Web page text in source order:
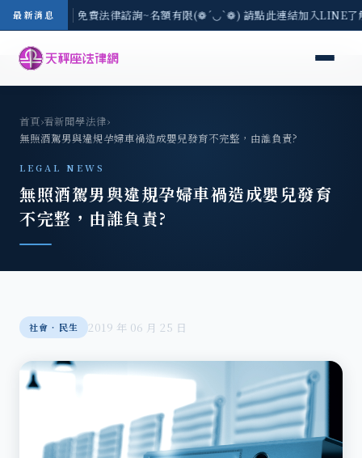
最新消息
-8/3(一) 現場免費法律諮詢~名額有限(❁´◡`❁) 請點此連結加入LINE
首頁›看新聞學法律›
無照酒駕男與違規孕婦車禍造成嬰兒發育不完整，由誰負責?
LEGAL NEWS
無照酒駕男與違規孕婦車禍造成嬰兒發育
不完整，由誰負責?
社會‧民生 2019 年 06 月 25 日